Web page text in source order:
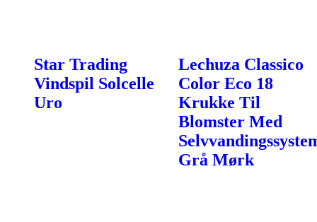
Star Trading
Vindspil Solcelle
Uro
Lechuza Classico
Color Eco 18
Krukke Til
Blomster Med
Grå Mørk